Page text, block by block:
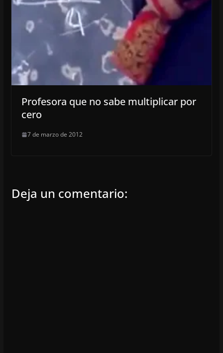
Profesora que no sabe multiplicar por
cero
7 de marzo de 2012
Deja un comentario: